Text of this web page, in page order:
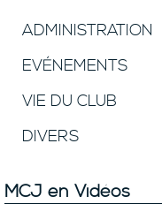
ADMINISTRATION
EVÉNEMENTS
VIE DU CLUB
DIVERS
MCJ en Vidéos